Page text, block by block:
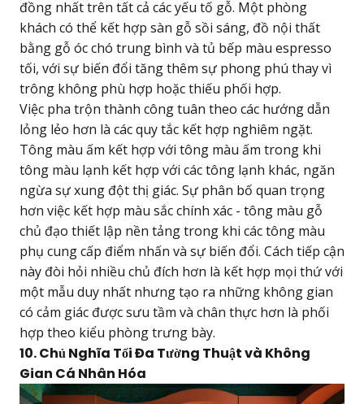
đồng nhất trên tất cả các yếu tố gỗ. Một phòng
khách có thể kết hợp sàn gỗ sồi sáng, đồ nội thất
bằng gỗ óc chó trung bình và tủ bếp màu espresso
tối, với sự biến đổi tăng thêm sự phong phú thay vì
trông không phù hợp hoặc thiếu phối hợp.
Việc pha trộn thành công tuân theo các hướng dẫn
lỏng lẻo hơn là các quy tắc kết hợp nghiêm ngặt.
Tông màu ấm kết hợp với tông màu ấm trong khi
tông màu lạnh kết hợp với các tông lạnh khác, ngăn
ngừa sự xung đột thị giác. Sự phân bố quan trọng
hơn việc kết hợp màu sắc chính xác - tông màu gỗ
chủ đạo thiết lập nền tảng trong khi các tông màu
phụ cung cấp điểm nhấn và sự biến đổi. Cách tiếp cận
này đòi hỏi nhiều chủ đích hơn là kết hợp mọi thứ với
một mẫu duy nhất nhưng tạo ra những không gian
có cảm giác được sưu tầm và chân thực hơn là phối
hợp theo kiểu phòng trưng bày.
10. Chủ Nghĩa Tối Đa Tường Thuật và Không
Gian Cá Nhân Hóa